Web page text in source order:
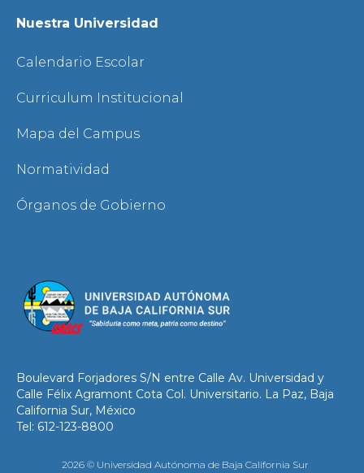
Nuestra Universidad
Calendario Escolar
Curriculum Institucional
Mapa del Campus
Normatividad
Órganos de Gobierno
Boulevard Forjadores S/N entre Calle Av. Universidad y
Calle Félix Agramont Cota Col. Universitario. La Paz, Baja
California Sur, México
Tel: 612-123-8800
2026 © Universidad Autónoma de Baja California Sur